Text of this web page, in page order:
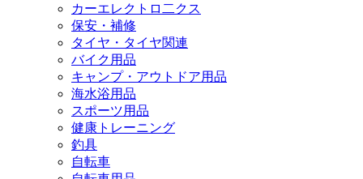
カーエレクトロ二クス
保安・補修
タイヤ・タイヤ関連
バイク用品
キャンプ・アウトドア用品
海水浴用品
スポーツ用品
健康トレーニング
釣具
自転車